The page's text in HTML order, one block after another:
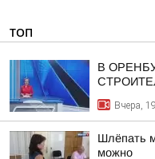
ТОП
В
Вчера,
Шлёпать
можно